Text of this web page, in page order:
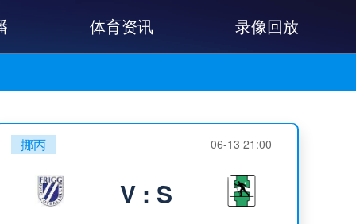
体育资讯 录像回放
挪丙 06-13 21:00
V : S